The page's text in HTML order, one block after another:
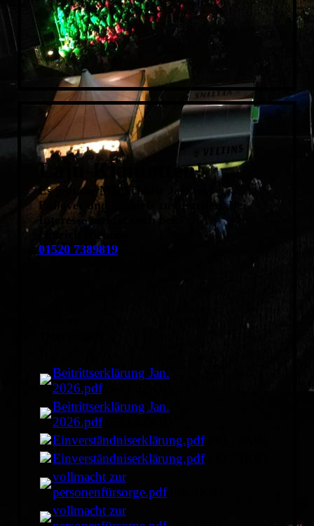
2005
Laju-Klamotten!
Es gibt die Möglichkeit Jacken,
Pullover
und T-Shirts zu bestellen. Bei
Interesse meldet euch bei:
Hinrich Niehuus
01520 7389819
Beitrittserklärung Jan.
2026.pdf(633.62KB)
Beitrittserklärung Jan.
2026.pdf(633.62KB)
Einverständniserklärung.pdf(40.73KB)
Einverständniserklärung.pdf(40.73KB)
vollmacht zur
personenfürsorge.pdf(96.3KB)
vollmacht zur